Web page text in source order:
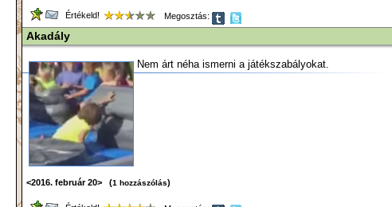
Értékeld! Megosztás:
Akadály
Nem árt néha ismerni a játékszabályokat.
<2016. február 20> (1 hozzászólás)